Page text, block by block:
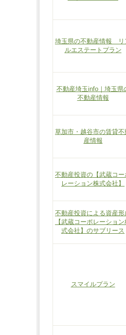
埼玉県の不動産情報 リ
ルエステートプラン
不動産埼玉info｜埼玉県
不動産情報
草加市・越谷市の賃貸不
産情報
不動産投資の【武蔵コー
レーション株式会社】
不動産投資による資産形
【武蔵コーポレーション
式会社】のサブリース
スマイルプラン